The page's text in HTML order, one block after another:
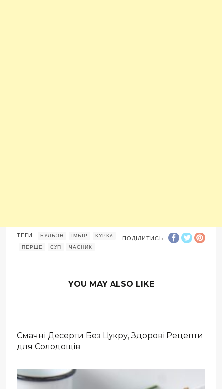
ПОДІЛИТИСЬ
ТЕГИ БУЛЬОН ІМБІР КУРКА
ПЕРШЕ СУП ЧАСНИК
YOU MAY ALSO LIKE
Смачні Десерти Без Цукру, Здорові Рецепти
для Солодощів